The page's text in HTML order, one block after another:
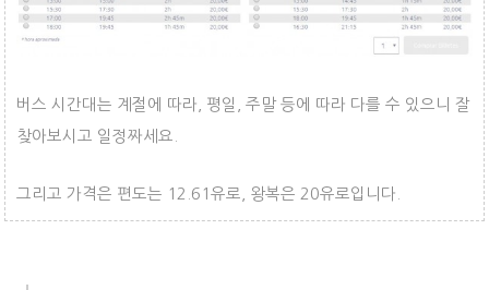
버스 시간대는 계절에 따라, 평일, 주말 등에 따라 다를 수 있으니 잘
찾아보시고 일정짜세요.
그리고 가격은 편도는 12.61유로, 왕복은 20유로입니다.